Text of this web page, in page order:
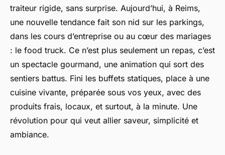
traiteur rigide, sans surprise. Aujourd’hui, à Reims,
une nouvelle tendance fait son nid sur les parkings,
dans les cours d’entreprise ou au cœur des mariages
: le food truck. Ce n’est plus seulement un repas, c’est
un spectacle gourmand, une animation qui sort des
sentiers battus. Fini les buffets statiques, place à une
cuisine vivante, préparée sous vos yeux, avec des
produits frais, locaux, et surtout, à la minute. Une
révolution pour qui veut allier saveur, simplicité et
ambiance.